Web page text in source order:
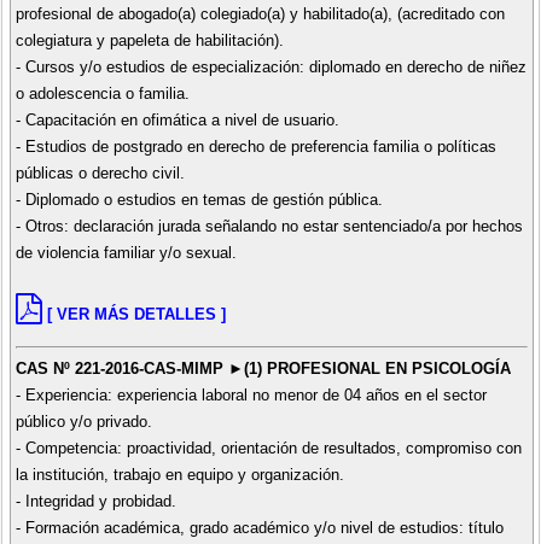
profesional de abogado(a) colegiado(a) y habilitado(a), (acreditado con
colegiatura y papeleta de habilitación).
- Cursos y/o estudios de especialización: diplomado en derecho de niñez
o adolescencia o familia.
- Capacitación en ofimática a nivel de usuario.
- Estudios de postgrado en derecho de preferencia familia o políticas
públicas o derecho civil.
- Diplomado o estudios en temas de gestión pública.
- Otros: declaración jurada señalando no estar sentenciado/a por hechos
de violencia familiar y/o sexual.
[ VER MÁS DETALLES ]
CAS Nº 221-2016-CAS-MIMP ►(1) PROFESIONAL EN PSICOLOGÍA
- Experiencia: experiencia laboral no menor de 04 años en el sector
público y/o privado.
- Competencia: proactividad, orientación de resultados, compromiso con
la institución, trabajo en equipo y organización.
- Integridad y probidad.
- Formación académica, grado académico y/o nivel de estudios: título